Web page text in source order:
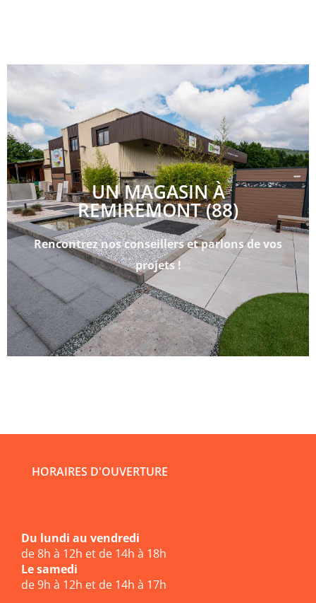
UN MAGASIN À
REMIREMONT (88)
Rencontrez nos conseillers et parlons de vos
projets !
HORAIRES D'OUVERTURE
Du lundi au vendredi
de 8h à 12h et de 14h à 18h
Le samedi
de 9h à 12h et de 14h à 17h